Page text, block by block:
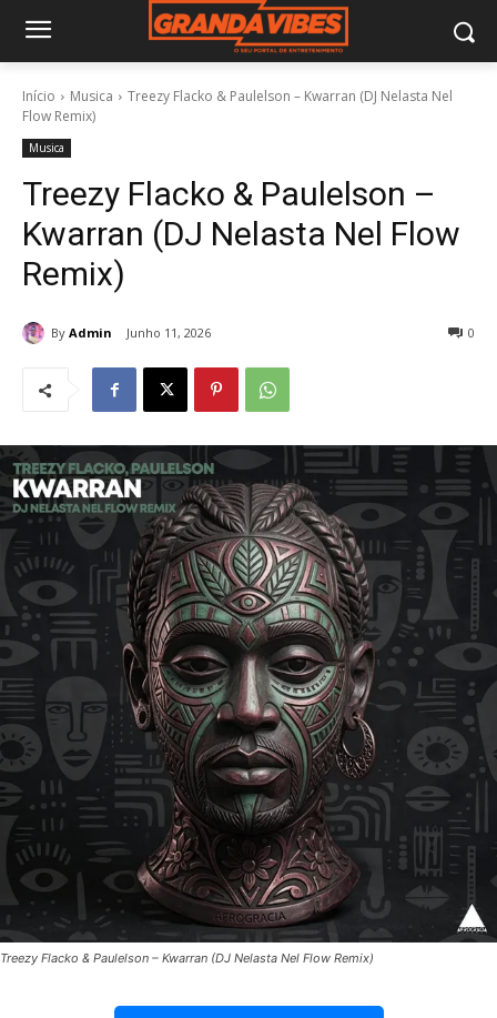
Início Musica
Treezy Flacko & Paulelson – Kwarran (DJ Nelasta Nel
Flow Remix)
Musica
Treezy Flacko & Paulelson –
Kwarran (DJ Nelasta Nel Flow
Remix)
By Admin Junho 11, 2026 0
Treezy Flacko & Paulelson – Kwarran (DJ Nelasta Nel Flow Remix)